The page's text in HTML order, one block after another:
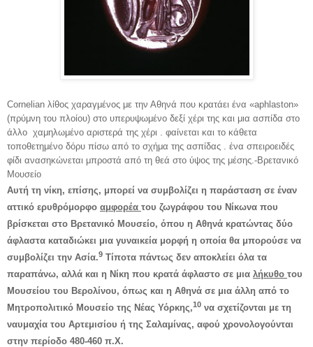
Cornelian λίθος χαραγμένος με την Αθηνά που κρατάει ένα «aphlaston»
(πρύμνη του πλοίου) στο υπερυψωμένο δεξί χέρι της και μια ασπίδα στο
άλλο χαμηλωμένο αριστερά της χέρι . φαίνεται και το κάθετα
τοποθετημένο δόρυ πίσω από το σχήμα της ασπίδας . ένα σπειροειδές
φίδι ανασηκώνεται μπροστά από τη θεά στο ύψος της μέσης.-Βρετανικό
Μουσείο
Αυτή τη νίκη, επίσης, μπορεί να συμβολίζει η παράσταση σε έναν
αττικό ερυθρόμορφο αμφορέα του ζωγράφου του Νίκωνα που
βρίσκεται στο Βρετανικό Μουσείο, όπου η Αθηνά κρατώντας δύο
άφλαστα καταδιώκει μια γυναικεία μορφή η οποία θα μπορούσε να
συμβολίζει την Ασία.9 Τίποτα πάντως δεν αποκλείει όλα τα
παραπάνω, αλλά και η Νίκη που κρατά άφλαστο σε μια λήκυθο του
Μουσείου του Βερολίνου, όπως και η Αθηνά σε μια άλλη από το
Μητροπολιτικό Μουσείο της Νέας Υόρκης,10 να σχετίζονται με τη
ναυμαχία του Αρτεμισίου ή της Σαλαμίνας, αφού χρονολογούνται
στην περίοδο 480-460 π.Χ.